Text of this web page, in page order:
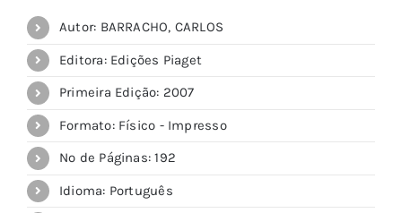
Autor: BARRACHO, CARLOS
Editora: Edições Piaget
Primeira Edição: 2007
Formato: Físico - Impresso
Nº de Páginas: 192
Idioma: Português